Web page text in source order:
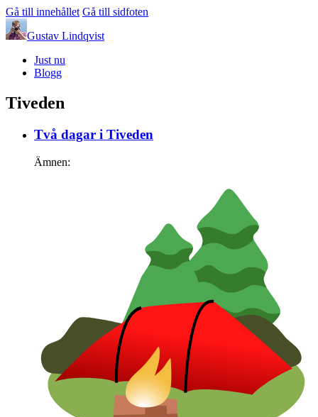
Gå till innehållet Gå till sidfoten
Gustav Lindqvist
Just nu
Blogg
Tiveden
Två dagar i Tiveden
Ämnen: